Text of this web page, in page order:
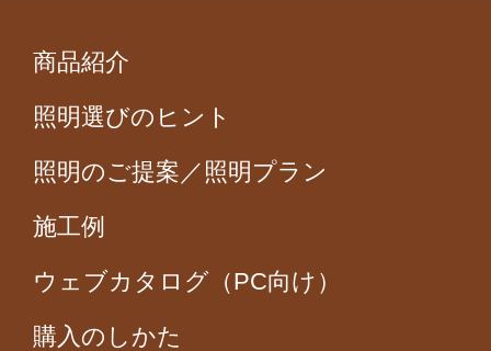
商品紹介
照明選びのヒント
照明のご提案／照明プラン
施工例
ウェブカタログ（PC向け）
購入のしかた